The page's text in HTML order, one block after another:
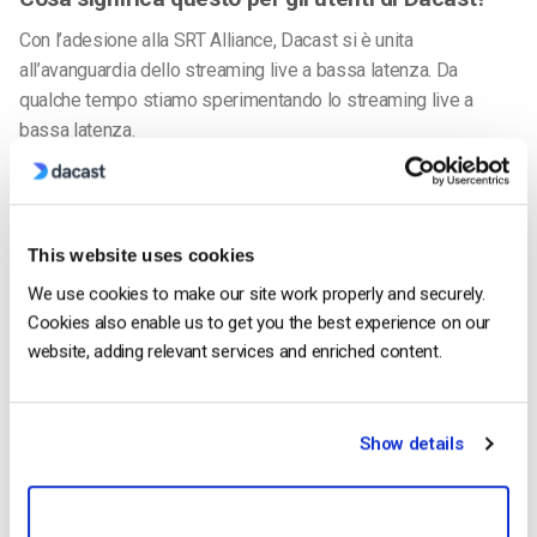
This website uses cookies
We use cookies to make our site work properly and securely.
Cookies also enable us to get you the best experience on our
website, adding relevant services and enriched content.
Show details
Con l’adesione alla SRT Alliance, Dacast si è unita
all’avanguardia dello streaming live a bassa latenza. Da
qualche tempo stiamo sperimentando lo streaming live a
bassa latenza.
Il settore e gli spettatori hanno beneficiato del fatto che HLS
compatibilità e la qualità sono eccellenti. Tuttavia, HLS
recentemente introdotto una nuova funzione beta a bassa
latenzache consente agli account Pro e superiori di
trasmettere feed HLS con una latenza di 10 secondi (o
L’SRT ci consentirà di proseguire questi sforzi e di rimanere al